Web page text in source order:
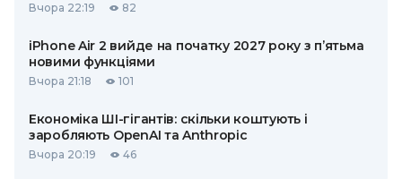
Вчора 22:19 82
iPhone Air 2 вийде на початку 2027 року з п’ятьма
новими функціями
Вчора 21:18 101
Економіка ШІ-гігантів: скільки коштують і
заробляють OpenAI та Anthropic
Вчора 20:19 46